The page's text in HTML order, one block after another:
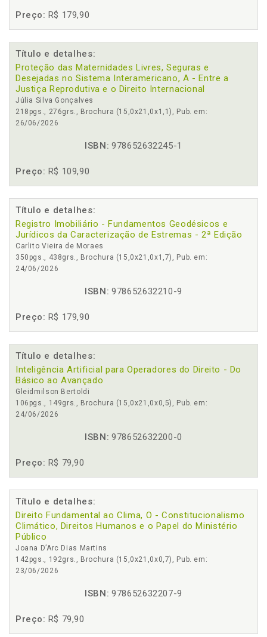
Preço: R$ 179,90
Título e detalhes:
Proteção das Maternidades Livres, Seguras e
Desejadas no Sistema Interamericano, A - Entre a
Justiça Reprodutiva e o Direito Internacional
Júlia Silva Gonçalves
218pgs., 276grs., Brochura (15,0x21,0x1,1), Pub. em:
26/06/2026
ISBN: 978652632245-1
Preço: R$ 109,90
Título e detalhes:
Registro Imobiliário - Fundamentos Geodésicos e
Jurídicos da Caracterização de Estremas - 2ª Edição
Carlito Vieira de Moraes
350pgs., 438grs., Brochura (15,0x21,0x1,7), Pub. em:
24/06/2026
ISBN: 978652632210-9
Preço: R$ 179,90
Título e detalhes:
Inteligência Artificial para Operadores do Direito - Do
Básico ao Avançado
Gleidmilson Bertoldi
106pgs., 149grs., Brochura (15,0x21,0x0,5), Pub. em:
24/06/2026
ISBN: 978652632200-0
Preço: R$ 79,90
Título e detalhes:
Direito Fundamental ao Clima, O - Constitucionalismo
Climático, Direitos Humanos e o Papel do Ministério
Público
Joana D’Arc Dias Martins
142pgs., 192grs., Brochura (15,0x21,0x0,7), Pub. em:
23/06/2026
ISBN: 978652632207-9
Preço: R$ 79,90